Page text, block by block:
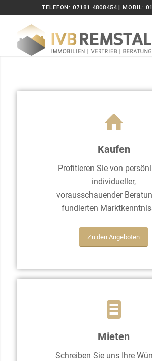
TELEFON: 07181 4808454 | MOBIL:
Kaufen
Profitieren Sie von
individueller,
vorausschauender
fundierten
Zu den Angeboten
Mieten
Schreiben Sie uns Ihre